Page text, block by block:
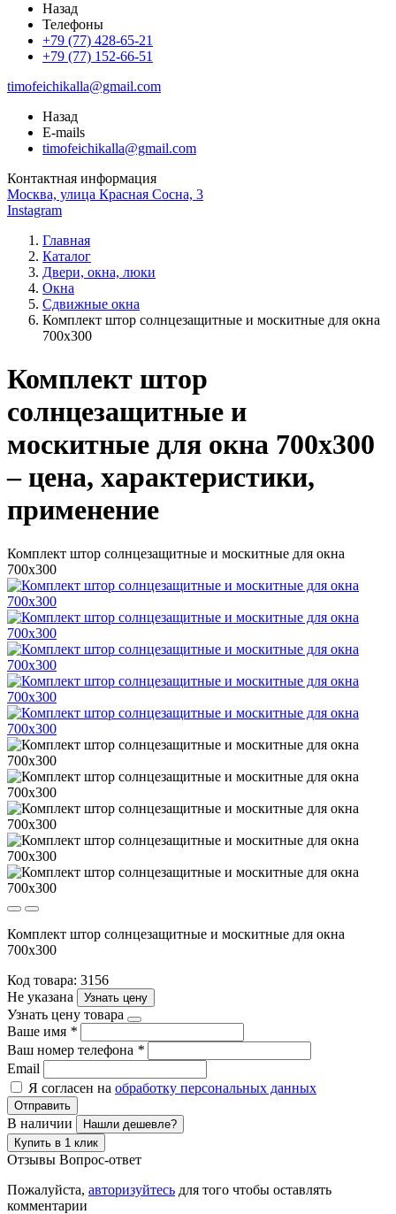
Назад
Телефоны
+79 (77) 428-65-21
+79 (77) 152-66-51
timofeichikalla@gmail.com
Назад
E-mails
timofeichikalla@gmail.com
Контактная информация
Москва, улица Красная Сосна, 3
Instagram
Главная
Каталог
Двери, окна, люки
Окна
Сдвижные окна
Комплект штор солнцезащитные и москитные для окна
700х300
Комплект штор
солнцезащитные и
москитные для окна 700х300
– цена, характеристики,
применение
Комплект штор солнцезащитные и москитные для окна
700х300
Комплект штор солнцезащитные и москитные для окна
700х300
Код товара: 3156
Не указана
Узнать цену
Узнать цену товара
Ваше имя *
Ваш номер телефона *
Email
Я согласен на обработку персональных данных
Отправить
В наличии
Нашли дешевле?
Купить в 1 клик
Отзывы Вопрос-ответ
Пожалуйста, авторизуйтесь для того чтобы оставлять
комментарии